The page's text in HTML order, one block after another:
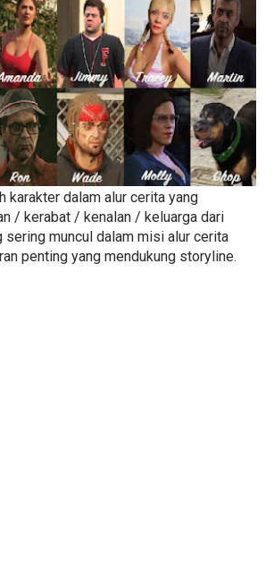
karakter dalam alur cerita yang
/ kerabat / kenalan / keluarga dari
sering muncul dalam misi alur cerita
penting yang mendukung storyline.